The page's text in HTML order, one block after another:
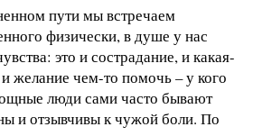
пути мы встречаем
физически, в душе у нас
это и сострадание, и какая-
желание чем-то помочь – у кого
люди сами часто бывают
и отзывчивы к чужой боли. По